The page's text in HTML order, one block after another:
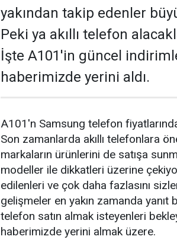
yakından takip edenler
Peki ya akıllı telefon
İşte A101'in güncel
haberimizde yerini aldı.
A101'n Samsung telefon
Son zamanlarda akıllı telefonlara
markaların ürünlerini de satışa
modeller ile dikkatleri üzerine
edilenleri ve çok daha fazlasını
gelişmeler en yakın zamanda yanıt
telefon satın almak isteyenleri
haberimizde yerini almak üzere.